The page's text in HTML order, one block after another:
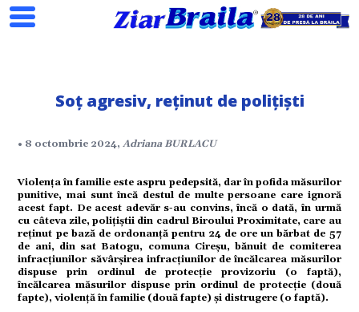
Soț agresiv, reținut de polițiști
• 8 octombrie 2024,Adriana BURLACU
Violența în familie este aspru pedepsită, dar în pofida măsurilor
punitive, mai sunt încă destul de multe persoane care ignoră
acest fapt. De acest adevăr s-au convins, încă o dată, în urmă
cu câteva zile, polițiștii din cadrul Biroului Proximitate, care au
reținut pe bază de ordonanță pentru 24 de ore un bărbat de 57
de ani, din sat Batogu, comuna Cireșu, bănuit de comiterea
infracțiunilor săvârșirea infracțiunilor de încălcarea măsurilor
dispuse prin ordinul de protecție provizoriu (o faptă),
încălcarea măsurilor dispuse prin ordinul de protecție (două
fapte), violență în familie (două fapte) și distrugere (o faptă).